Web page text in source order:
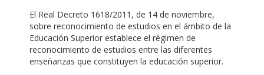
El Real Decreto 1618/2011, de 14 de noviembre,
sobre reconocimiento de estudios en el ámbito de la
Educación Superior establece el régimen de
reconocimiento de estudios entre las diferentes
enseñanzas que constituyen la educación superior.